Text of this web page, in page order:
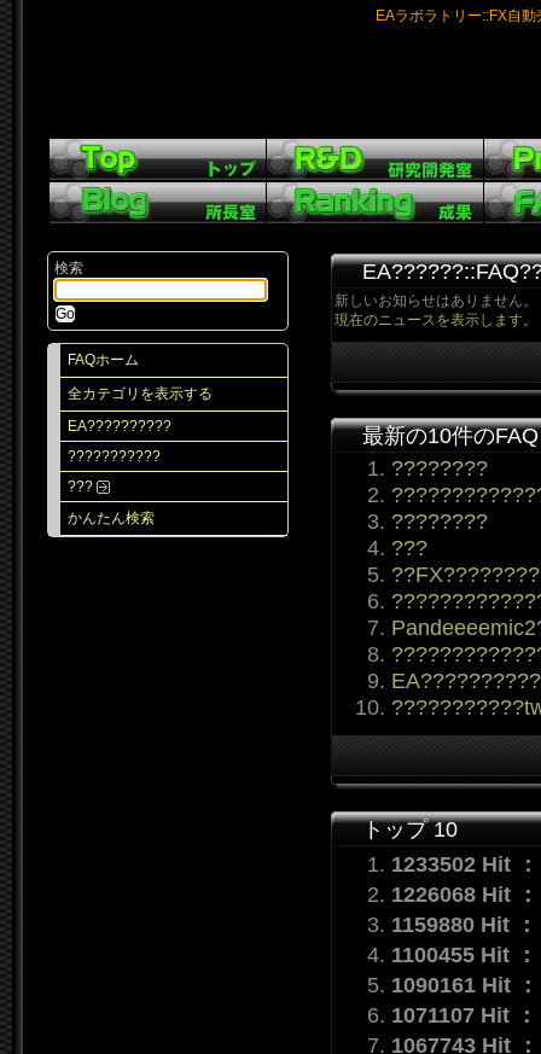
EAラボラトリー::FX自
検索
FAQホーム
全カテゴリを表示する
EA??????????
???????????
???
かんたん検索
新しいお知らせはありません。
現在のニュースを表示します。
最新の10件の
????????
????????
???
トップ 10
1233502 Hit
1226068 Hit
1159880 Hit
1100455 Hit
1090161 Hit
1071107 Hit
1067743 Hit